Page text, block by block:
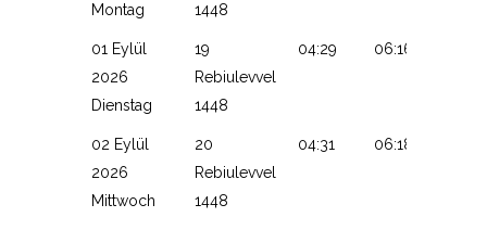
Montag
1448
01 Eylül
2026
Dienstag
19
Rebiulevvel
1448
04:29 06:16
02 Eylül
2026
Mittwoch
20
Rebiulevvel
1448
04:31 06:18